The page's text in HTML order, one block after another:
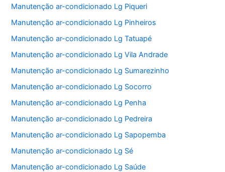
Manutenção ar-condicionado Lg Piqueri
Manutenção ar-condicionado Lg Pinheiros
Manutenção ar-condicionado Lg Tatuapé
Manutenção ar-condicionado Lg Vila Andrade
Manutenção ar-condicionado Lg Sumarezinho
Manutenção ar-condicionado Lg Socorro
Manutenção ar-condicionado Lg Penha
Manutenção ar-condicionado Lg Pedreira
Manutenção ar-condicionado Lg Sapopemba
Manutenção ar-condicionado Lg Sé
Manutenção ar-condicionado Lg Saúde